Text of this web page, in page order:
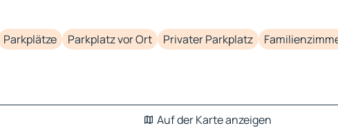
Parkplätze Parkplatz vor Ort Privater Parkplatz
Auf der Karte anzeigen